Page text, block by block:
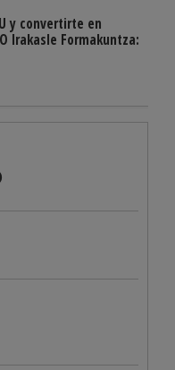
y convertirte en
Irakasle Formakuntza: